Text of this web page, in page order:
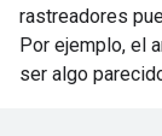
rastreadores
Por ejemplo, el
ser algo